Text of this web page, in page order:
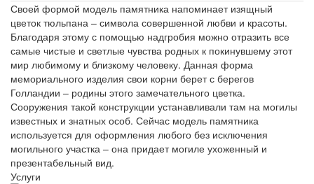
Своей формой модель памятника напоминает изящный
цветок тюльпана – символа совершенной любви и красоты.
Благодаря этому с помощью надгробия можно отразить все
самые чистые и светлые чувства родных к покинувшему этот
мир любимому и близкому человеку. Данная форма
мемориального изделия свои корни берет с берегов
Голландии – родины этого замечательного цветка.
Сооружения такой конструкции устанавливали там на могилы
известных и знатных особ. Сейчас модель памятника
используется для оформления любого без исключения
могильного участка – она придает могиле ухоженный и
презентабельный вид.
Услуги